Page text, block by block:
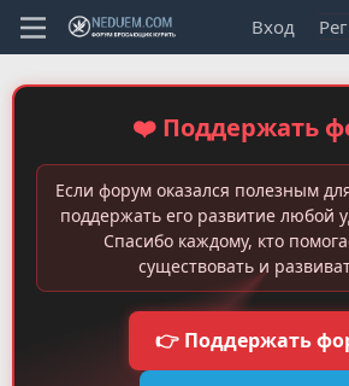
Вход
❤️ Поддержать
Если форум оказался полезным
поддержать его развитие любой
Спасибо каждому, кто
существовать и
👉 Поддержать